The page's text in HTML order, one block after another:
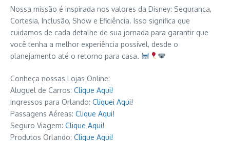
Nossa missão é inspirada nos valores da Disney: Segurança,
Cortesia, Inclusão, Show e Eficiência. Isso significa que
cuidamos de cada detalhe de sua jornada para garantir que
você tenha a melhor experiência possível, desde o
planejamento até o retorno para casa.
Conheça nossas Lojas Online:
Aluguel de Carros: Clique Aqui!
Ingressos para Orlando: Cliquei Aqui!
Passagens Aéreas: Clique Aqui!
Seguro Viagem: Clique Aqui!
Produtos Orlando: Clique Aqui!